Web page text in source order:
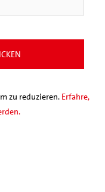
zu reduzieren. Erfahre,